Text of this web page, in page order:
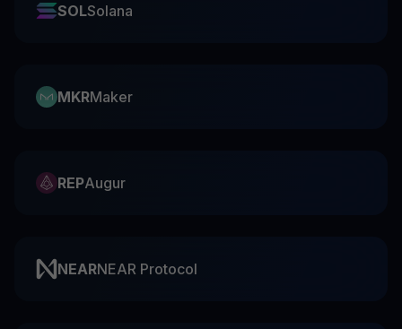
SOLSolana
MKRMaker
REPAugur
NEARNEAR Protocol